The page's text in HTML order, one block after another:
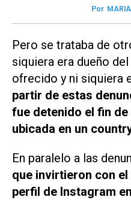
Por
Pero se trataba de
siquiera era dueño
ofrecido y ni siquiera
partir de estas
fue detenido el fin de
ubicada en un
En paralelo a las
que invirtieron con
perfil de Instagram